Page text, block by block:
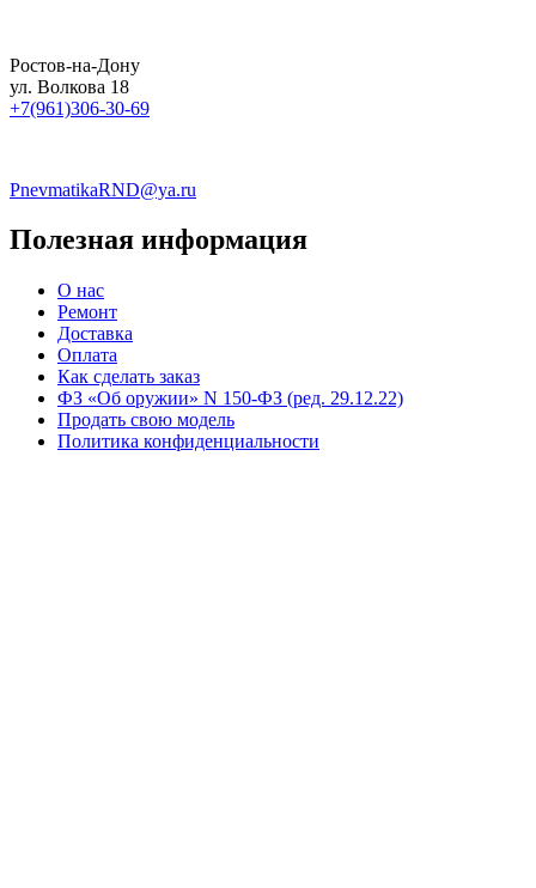
Ростов-на-Дону
ул. Волкова 18
+7(961)306-30-69
PnevmatikaRND@ya.ru
Полезная информация
О нас
Ремонт
Доставка
Оплата
Как сделать заказ
ФЗ «Об оружии» N 150-ФЗ (ред. 29.12.22)
Продать свою модель
Политика конфиденциальности